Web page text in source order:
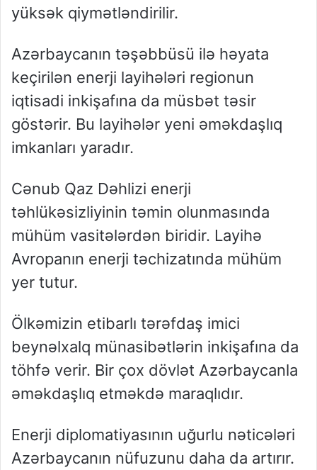
yüksək qiymətləndirilir.
Azərbaycanın təşəbbüsü ilə həyata
keçirilən enerji layihələri regionun
iqtisadi inkişafına da müsbət təsir
göstərir. Bu layihələr yeni əməkdaşlıq
imkanları yaradır.
Cənub Qaz Dəhlizi enerji
təhlükəsizliyinin təmin olunmasında
mühüm vasitələrdən biridir. Layihə
Avropanın enerji təchizatında mühüm
yer tutur.
Ölkəmizin etibarlı tərəfdaş imici
beynəlxalq münasibətlərin inkişafına da
töhfə verir. Bir çox dövlət Azərbaycanla
əməkdaşlıq etməkdə maraqlıdır.
Enerji diplomatiyasının uğurlu nəticələri
Azərbaycanın nüfuzunu daha da artırır.